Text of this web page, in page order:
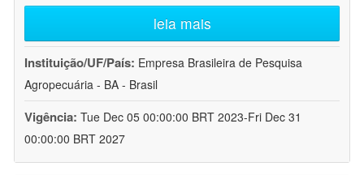
leia mais
Instituição/UF/País: Empresa Brasileira de Pesquisa
Agropecuária - BA - Brasil
Vigência: Tue Dec 05 00:00:00 BRT 2023-Fri Dec 31
00:00:00 BRT 2027